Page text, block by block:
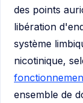
des points
libération
système
nicotinique,
ensemble de